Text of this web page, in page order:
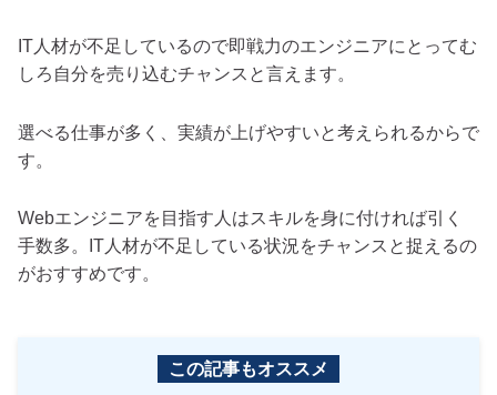
IT人材が不足しているので即戦力のエンジニアにとってむ
しろ自分を売り込むチャンスと言えます。
選べる仕事が多く、実績が上げやすいと考えられるからで
す。
Webエンジニアを目指す人はスキルを身に付ければ引く
手数多。IT人材が不足している状況をチャンスと捉えるの
がおすすめです。
この記事もオススメ